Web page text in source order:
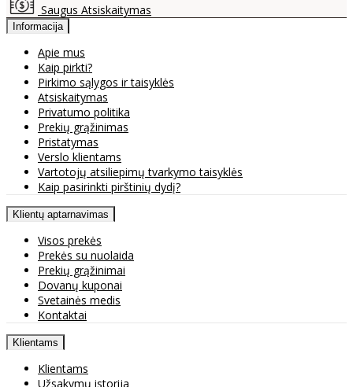
Saugus Atsiskaitymas
Informacija
Apie mus
Kaip pirkti?
Pirkimo sąlygos ir taisyklės
Atsiskaitymas
Privatumo politika
Prekių grąžinimas
Pristatymas
Verslo klientams
Vartotojų atsiliepimų tvarkymo taisyklės
Kaip pasirinkti pirštinių dydį?
Klientų aptarnavimas
Visos prekės
Prekės su nuolaida
Prekių grąžinimai
Dovanų kuponai
Svetainės medis
Kontaktai
Klientams
Klientams
Užsakymų istorija